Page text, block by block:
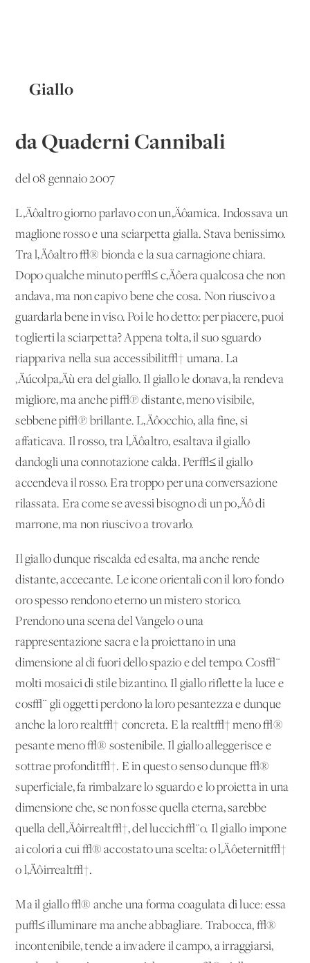
Giallo
da Quaderni Cannibali
del 08 gennaio 2007
L‚Äôaltro giorno parlavo con un‚Äôamica. Indossava un
maglione rosso e una sciarpetta gialla. Stava benissimo.
Tra l‚Äôaltro √® bionda e la sua carnagione chiara.
Dopo qualche minuto per√≤ c‚Äôera qualcosa che non
andava, ma non capivo bene che cosa. Non riuscivo a
guardarla bene in viso. Poi le ho detto: per piacere, puoi
toglierti la sciarpetta? Appena tolta, il suo sguardo
riappariva nella sua accessibilit√† umana. La
‚Äúcolpa‚Äù era del giallo. Il giallo le donava, la rendeva
migliore, ma anche pi√π distante, meno visibile,
sebbene pi√π brillante. L‚Äôocchio, alla fine, si
affaticava. Il rosso, tra l‚Äôaltro, esaltava il giallo
dandogli una connotazione calda. Per√≤ il giallo
accendeva il rosso. Era troppo per una conversazione
rilassata. Era come se avessi bisogno di un po‚Äô di
marrone, ma non riuscivo a trovarlo.
Il giallo dunque riscalda ed esalta, ma anche rende
distante, accecante. Le icone orientali con il loro fondo
oro spesso rendono eterno un mistero storico.
Prendono una scena del Vangelo o una
rappresentazione sacra e la proiettano in una
dimensione al di fuori dello spazio e del tempo. Cos√¨
molti mosaici di stile bizantino. Il giallo riflette la luce e
cos√¨ gli oggetti perdono la loro pesantezza e dunque
anche la loro realt√† concreta. E la realt√† meno √®
pesante meno √® sostenibile. Il giallo alleggerisce e
sottrae profondit√†. E in questo senso dunque √®
superficiale, fa rimbalzare lo sguardo e lo proietta in una
dimensione che, se non fosse quella eterna, sarebbe
quella dell‚Äôirrealt√†, del luccich√¨o. Il giallo impone
ai colori a cui √® accostato una scelta: o l‚Äôeternit√†
o l‚Äôirrealt√†.
Ma il giallo √® anche una forma coagulata di luce: essa
pu√≤ illuminare ma anche abbagliare. Trabocca, √®
incontenibile, tende a invadere il campo, a irraggiarsi,